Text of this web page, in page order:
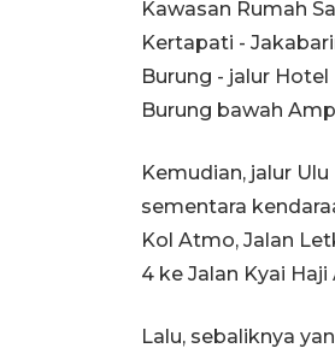
Kawasan Rumah
Kertapati -
Burung - jalur
Burung bawah
Kemudian, jalur
sementara
Kol Atmo, Jalan
4 ke Jalan Kyai Haji
Lalu, sebaliknya